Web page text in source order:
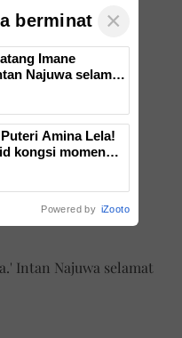
Intan Najuwa selamat
berminat ×
Imane
Najuwa selamat
Amina Lela!
kongsi momen
Powered by iZooto